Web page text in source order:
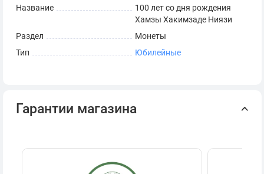
Название
100 лет со дня рождения
Хамзы Хакимзаде Ниязи
Раздел
Монеты
Тип
Юбилейные
Гарантии магазина